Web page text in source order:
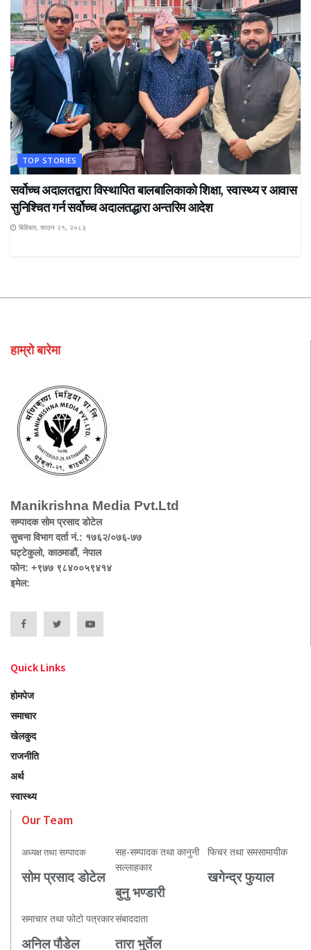
TOP STORIES
सर्वोच्च अदालतद्वारा विस्थापित बालबालिकाको शिक्षा, स्वास्थ्य र आवास
सुनिश्चित गर्न सर्वोच्च अदालतद्धारा अन्तरिम आदेश
बिहिबार, साउन २१, २०८३
हाम्रो बारेमा
Manikrishna Media Pvt.Ltd
सम्पादक सोम प्रसाद डोटेल
सुचना विभाग दर्ता नं.: १७६२/०७६-७७
घट्टेकुलो, काठमाडौं, नेपाल
फोन: +९७७ ९८४००५९४१४
इमेल:
Quick Links
होमपेज
समाचार
खेलकुद
राजनीति
अर्थ
स्वास्थ्य
Our Team
अध्यक्ष तथा सम्पादक
सोम प्रसाद डोटेल
सह-सम्पादक तथा कानुनी
सल्लाहकार
बुनु भण्डारी
फिचर तथा समसामायीक
खगेन्द्र फुयाल
समाचार तथा फोटो पत्रकार
अनिल पौडेल
संबाददाता
तारा भुर्तेल